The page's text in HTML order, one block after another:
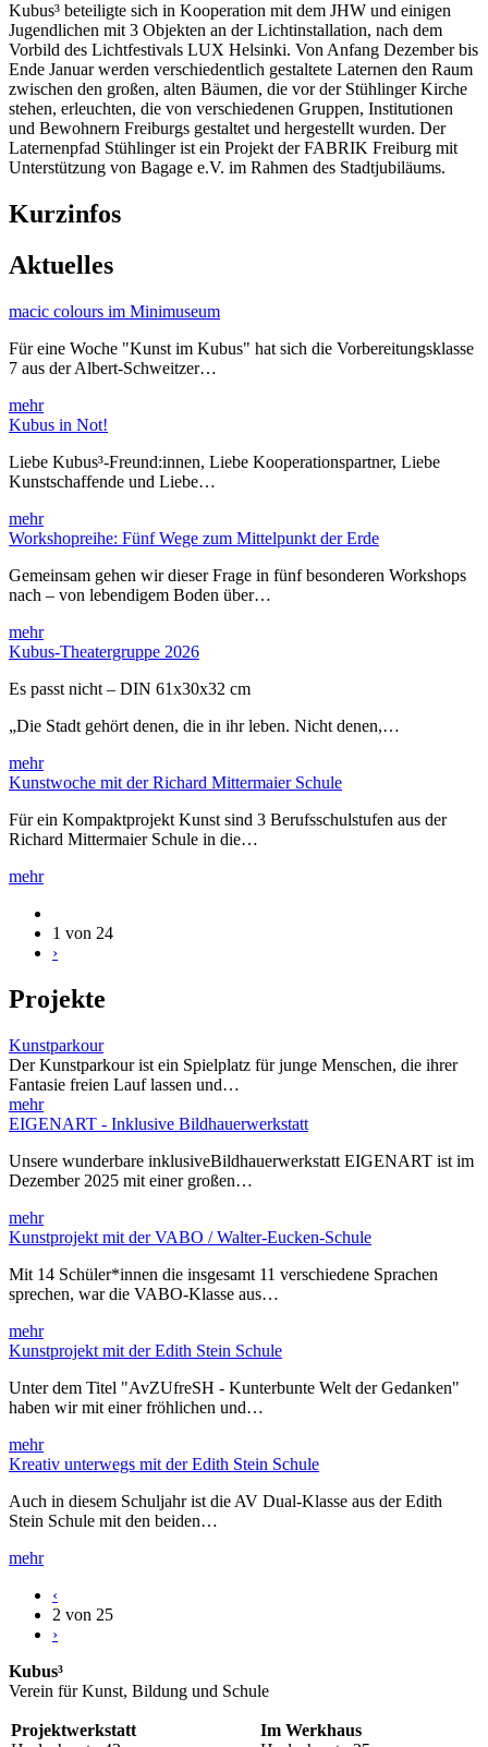
Kubus³ beteiligte sich in Kooperation mit dem JHW und einigen
Jugendlichen mit 3 Objekten an der Lichtinstallation, nach dem
Vorbild des Lichtfestivals LUX Helsinki. Von Anfang Dezember bis
Ende Januar werden verschiedentlich gestaltete Laternen den Raum
zwischen den großen, alten Bäumen, die vor der Stühlinger Kirche
stehen, erleuchten, die von verschiedenen Gruppen, Institutionen
und Bewohnern Freiburgs gestaltet und hergestellt wurden. Der
Laternenpfad Stühlinger ist ein Projekt der FABRIK Freiburg mit
Unterstützung von Bagage e.V. im Rahmen des Stadtjubiläums.
Kurzinfos
Aktuelles
macic colours im Minimuseum
Für eine Woche "Kunst im Kubus" hat sich die Vorbereitungsklasse
7 aus der Albert-Schweitzer…
mehr
Kubus in Not!
Liebe Kubus³-Freund:innen, Liebe Kooperationspartner, Liebe
Kunstschaffende und Liebe…
mehr
Workshopreihe: Fünf Wege zum Mittelpunkt der Erde
Gemeinsam gehen wir dieser Frage in fünf besonderen Workshops
nach – von lebendigem Boden über…
mehr
Kubus-Theatergruppe 2026
Es passt nicht – DIN 61x30x32 cm
„Die Stadt gehört denen, die in ihr leben. Nicht denen,…
mehr
Kunstwoche mit der Richard Mittermaier Schule
Für ein Kompaktprojekt Kunst sind 3 Berufsschulstufen aus der
Richard Mittermaier Schule in die…
mehr
1 von 24
›
Projekte
Kunstparkour
Der Kunstparkour ist ein Spielplatz für junge Menschen, die ihrer
Fantasie freien Lauf lassen und…
mehr
EIGENART - Inklusive Bildhauerwerkstatt
Unsere wunderbare inklusiveBildhauerwerkstatt EIGENART ist im
Dezember 2025 mit einer großen…
mehr
Kunstprojekt mit der VABO / Walter-Eucken-Schule
Mit 14 Schüler*innen die insgesamt 11 verschiedene Sprachen
sprechen, war die VABO-Klasse aus…
mehr
Kunstprojekt mit der Edith Stein Schule
Unter dem Titel "AvZUfreSH - Kunterbunte Welt der Gedanken"
haben wir mit einer fröhlichen und…
mehr
Kreativ unterwegs mit der Edith Stein Schule
Auch in diesem Schuljahr ist die AV Dual-Klasse aus der Edith
Stein Schule mit den beiden…
mehr
‹
2 von 25
›
Kubus³
Verein für Kunst, Bildung und Schule
Projektwerkstatt
Im Werkhaus